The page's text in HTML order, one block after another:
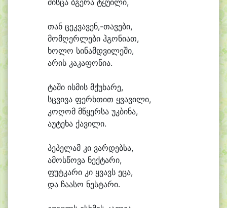
მისცა ბგერა ტყუილი,
თან ცეკვავენ,-თავები,
მომღერლები ჰგონიათ,
ხოლო სინამდვილეში,
არის კაკაფონია.
ტაში ისმის მქუხარე,
სცვივა ფერხთით ყვავილი,
კოღომ მწყერსა უკბინა,
აუტეხა ქავილი.
პეპელამ კი ვარდებსა,
ამოსწოვა ნექტარი,
ფუტკარი კი ყვავს ეცა,
და ჩაასო ნესტარი.